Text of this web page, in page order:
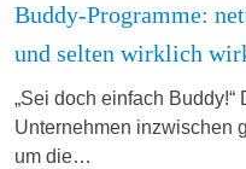
Buddy-Programme:
und selten wirklich
„Sei doch einfach
Unternehmen inzwischen
um die…